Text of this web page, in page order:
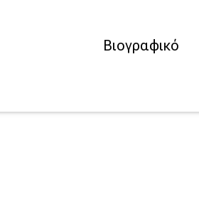
Βιογραφικό